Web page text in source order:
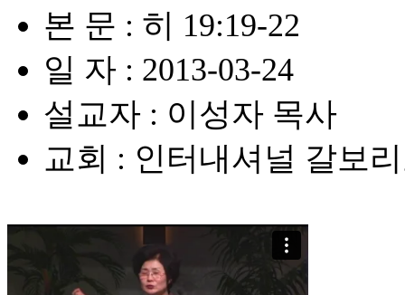
본 문 : 히 19:19-22
일 자 : 2013-03-24
설교자 : 이성자 목사
교회 : 인터내셔널 갈보